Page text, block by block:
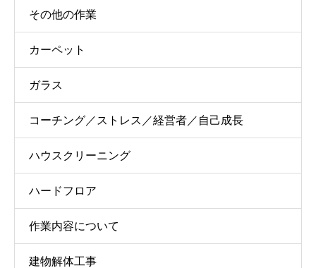
その他の作業
カーペット
ガラス
コーチング／ストレス／経営者／自己成長
ハウスクリーニング
ハードフロア
作業内容について
建物解体工事